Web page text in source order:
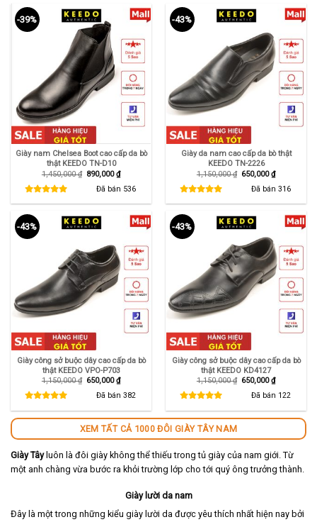
-39%
Giày nam Chelsea Boot cao cấp da bò
thật KEEDO TN-D10
1,450,000₫ Giá
1,450,000 ₫.
890,000₫Giá
hiện
tại
là:
Đã bán 536
-43%
Giày da nam cao cấp da bò thật
KEEDO TN-2226
1,150,000₫ Giá
1,150,000 ₫.
650,000₫Giá
hiện
tại
là:
Đã bán 316
-43%
Giày công sở buộc dây cao cấp da bò
thật KEEDO VPO-P703
1,150,000₫ Giá
650,000₫Giá
hiện
tại
Đã bán 382
-43%
Giày công sở buộc dây cao cấp da bò
thật KEEDO KD4127
1,150,000₫ Giá
650,000₫Giá
hiện
tại
Đã bán 122
XEM TẤT CẢ 1000 ĐÔI GIÀY TÂY NAM
Giày Tâyluôn là đôi giày không thể thiếu trong tủ giày của nam giới. Từ
một anh chàng vừa bước ra khỏi trường lớp cho tới quý ông trưởng thành.
Giày lười da nam
Đây là một trong những kiểu giày lười da được yêu thích nhất hiện nay bởi